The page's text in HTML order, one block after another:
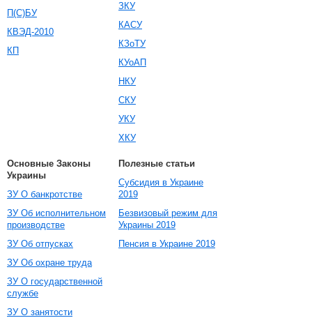
П(С)БУ
КВЭД-2010
КП
ЗКУ
КАСУ
КЗоТУ
КУоАП
НКУ
СКУ
УКУ
ХКУ
Основные Законы
Украины
ЗУ О банкротстве
ЗУ Об исполнительном
производстве
ЗУ Об отпусках
ЗУ Об охране труда
ЗУ О государственной
службе
ЗУ О занятости
Полезные статьи
Субсидия в Украине
2019
Безвизовый режим для
Украины 2019
Пенсия в Украине 2019